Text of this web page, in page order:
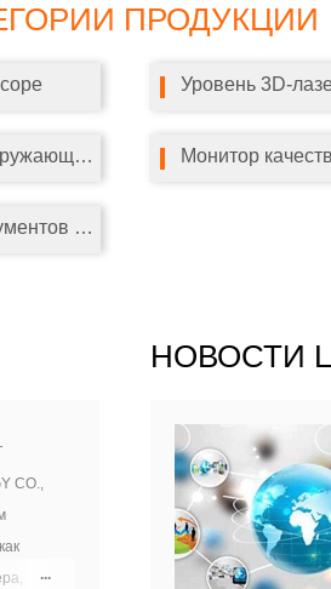
ПРОДУКЦИИ
Уровень 3D-
Измерители окружающей среды
Наборы инструментов для ремонта
CO.,
НОВОСТИ